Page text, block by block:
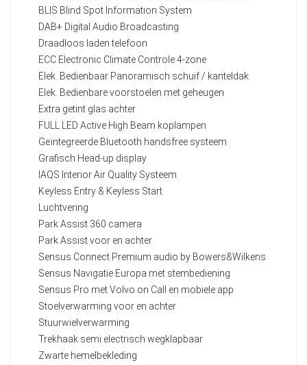
BLIS Blind Spot Information System
DAB+ Digital Audio Broadcasting
Draadloos laden telefoon
ECC Electronic Climate Controle 4-zone
Elek. Bedienbaar Panoramisch schuif / kanteldak
Elek. Bedienbare voorstoelen met geheugen
Extra getint glas achter
FULL LED Active High Beam koplampen
Geïntegreerde Bluetooth handsfree systeem
Grafisch Head-up display
IAQS Interior Air Quality Systeem
Keyless Entry & Keyless Start
Luchtvering
Park Assist 360 camera
Park Assist voor en achter
Sensus Connect Premium audio by Bowers&Wilkens
Sensus Navigatie Europa met stembediening
Sensus Pro met Volvo on Call en mobiele app
Stoelverwarming voor en achter
Stuurwielverwarming
Trekhaak semi electrisch wegklapbaar
Zwarte hemelbekleding